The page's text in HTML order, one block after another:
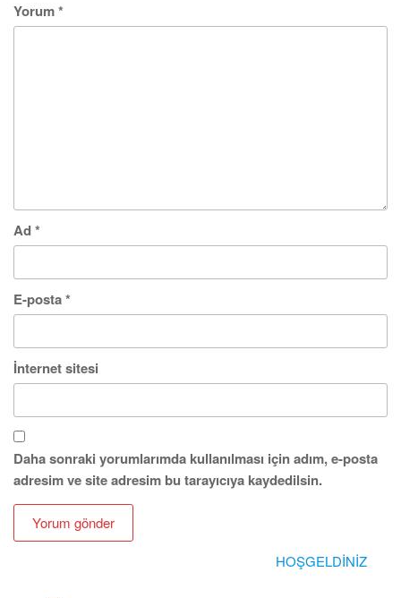
Yorum*
Ad*
E-posta*
İnternet sitesi
Daha sonraki yorumlarımda kullanılması için adım, e-posta
adresim ve site adresim bu tarayıcıya kaydedilsin.
HOŞGELDİNİZ